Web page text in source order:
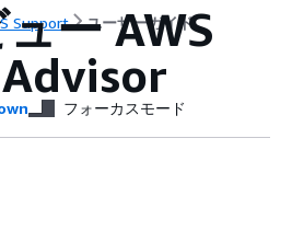
Support ユーザーガイド
ー AWS
フォーカスモード